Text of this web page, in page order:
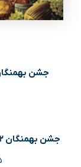
جشن
جشن بهمنگان ۱۴۰۲